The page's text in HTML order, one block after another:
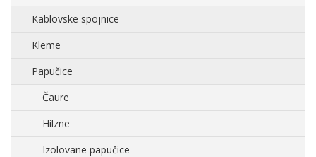
Kablovske spojnice
Kleme
Papučice
Čaure
Hilzne
Izolovane papučice